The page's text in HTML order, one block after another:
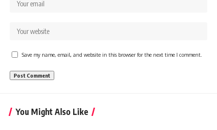
Save my name, email, and website in this browser for the next time I comment.
You Might Also Like